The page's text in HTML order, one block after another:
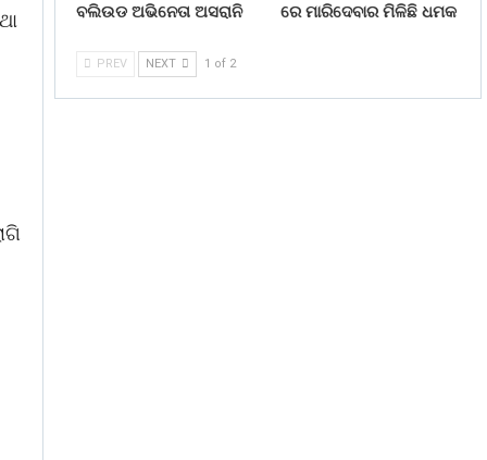
ବଲିଉଡ ଅଭିନେତା ଅସରାନି
ରେ ମାରିଦେବାର ମିଳିଛି ଧମକ
PREV NEXT 1 of 2